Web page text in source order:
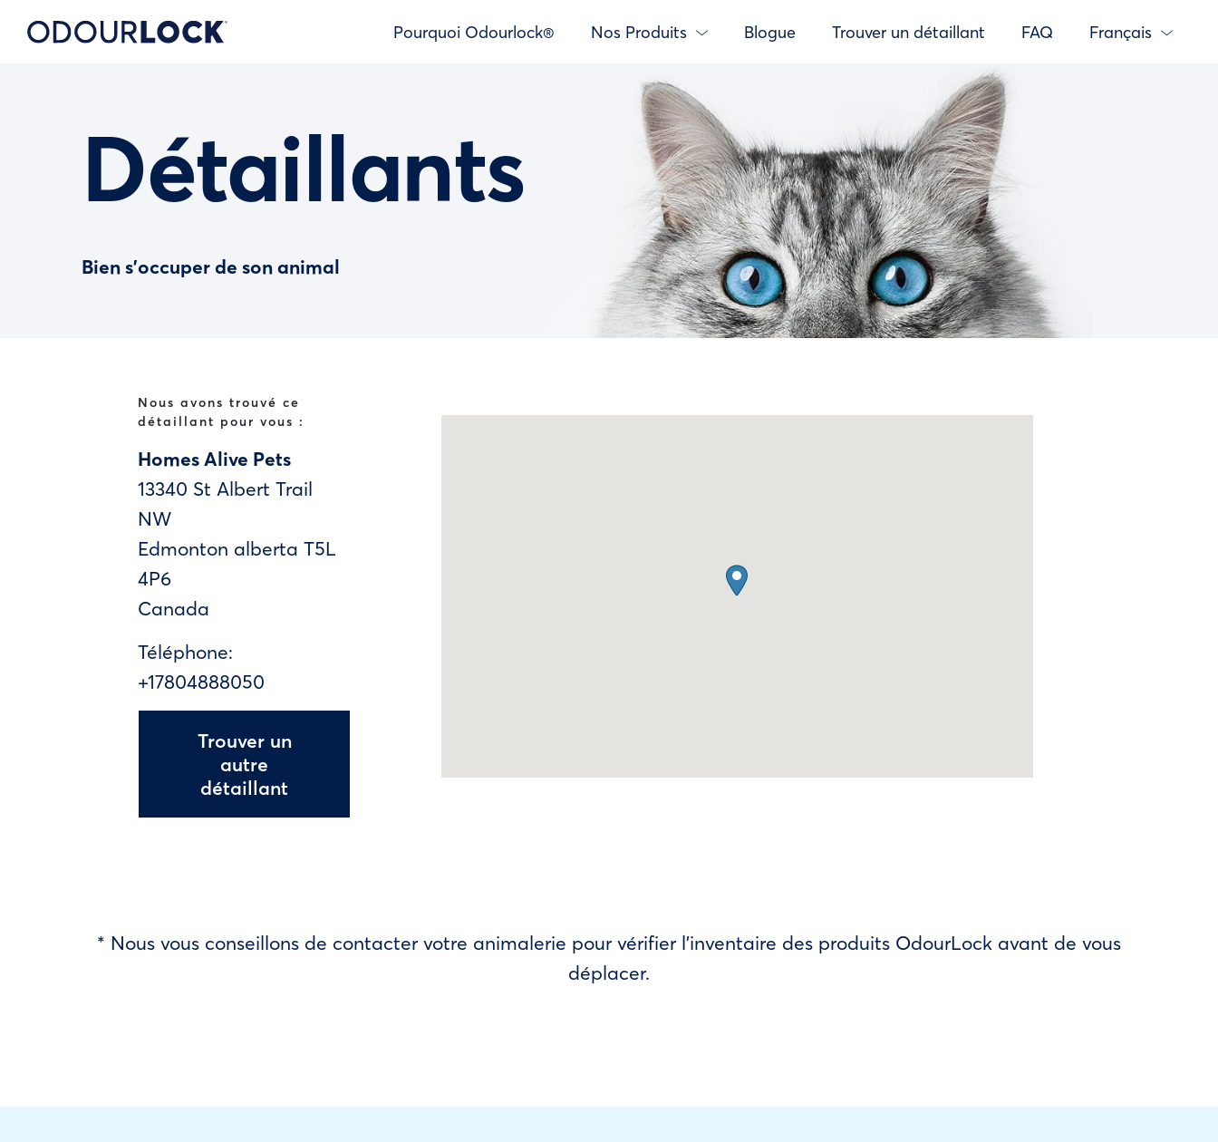
Pourquoi Odourlock® Nos Produits Blogue Trouver un détaillant FAQ Français
Détaillants
Bien s’occuper de son animal
Nous avons trouvé ce
détaillant pour vous :
Homes Alive Pets
13340 St Albert Trail
NW
Edmonton alberta T5L
4P6
Canada
Téléphone:
+17804888050
Trouver un
autre
détaillant
* Nous vous conseillons de contacter votre animalerie pour vérifier l’inventaire des produits OdourLock avant de vous
déplacer.